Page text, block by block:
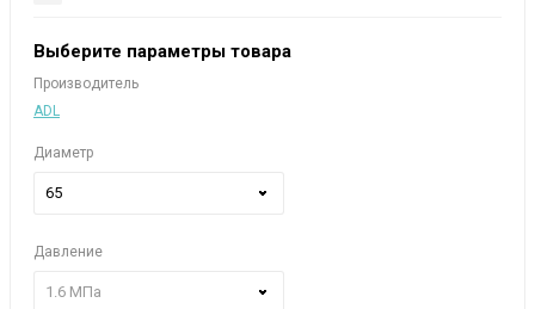
Выберите параметры товара
Производитель
ADL
Диаметр
65
Давление
1.6 МПа